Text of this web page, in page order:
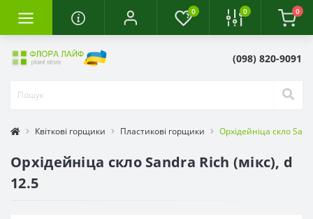
0 0 0
(098) 820-9091
Квіткові горщики Пластикові горщики Орхідейніца скло
Орхідейніца скло Sandra Rich (мікс), d
12.5